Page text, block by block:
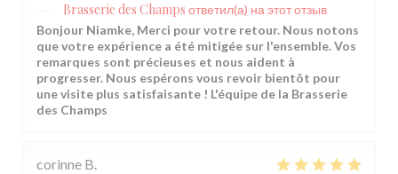
Brasserie des Champs ответил(а) на этот отзыв
Bonjour Niamke, Merci pour votre retour. Nous notons
que votre expérience a été mitigée sur l'ensemble. Vos
remarques sont précieuses et nous aident à
progresser. Nous espérons vous revoir bientôt pour
une visite plus satisfaisante ! L'équipe de la Brasserie
des Champs
corinne B